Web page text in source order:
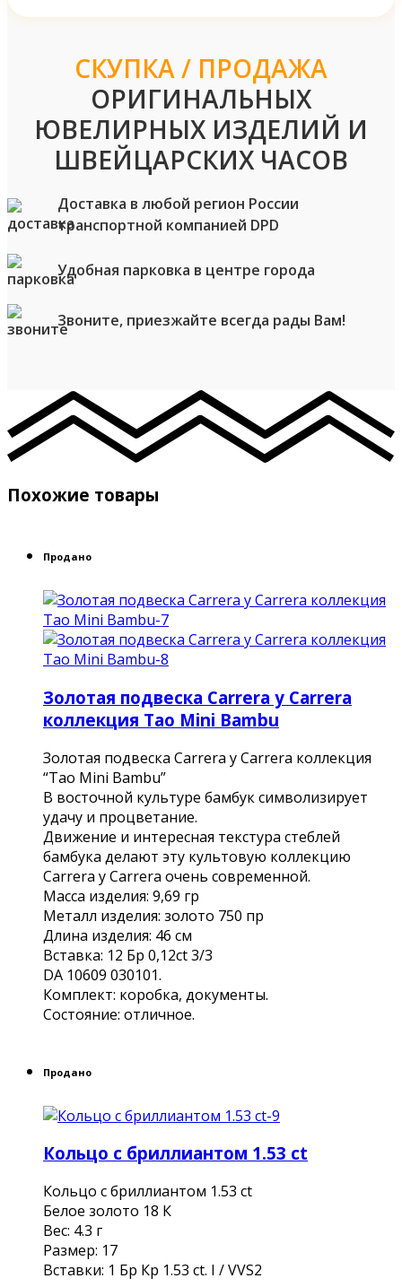
СКУПКА / ПРОДАЖА
ОРИГИНАЛЬНЫХ
ЮВЕЛИРНЫХ ИЗДЕЛИЙ И
ШВЕЙЦАРСКИХ ЧАСОВ
Доставка в любой регион России
транспортной компанией DPD
Удобная парковка в центре города
Звоните, приезжайте всегда рады Вам!
Похожие товары
Продано
Золотая подвеска Carrera y Carrera
коллекция Tao Mini Bambu
Золотая подвеска Carrera y Carrera коллекция
“Tao Mini Bambu”
В восточной культуре бамбук символизирует
удачу и процветание.
Движение и интересная текстура стеблей
бамбука делают эту культовую коллекцию
Carrera y Carrera очень современной.
Масса изделия: 9,69 гр
Металл изделия: золото 750 пр
Длина изделия: 46 см
Вставка: 12 Бр 0,12сt 3/3
DA 10609 030101.
Комплект: коробка, документы.
Состояние: отличное.
Продано
Кольцо с бриллиантом 1.53 ct
Кольцо с бриллиантом 1.53 ct
Белое золото 18 К
Вес: 4.3 г
Размер: 17
Вставки: 1 Бр Кр 1.53 ct. I / VVS2